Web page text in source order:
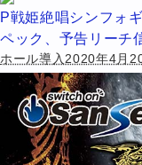
P戦姫絶唱シンフォ
ペック、予告リーチ
ホール導入2020年4月